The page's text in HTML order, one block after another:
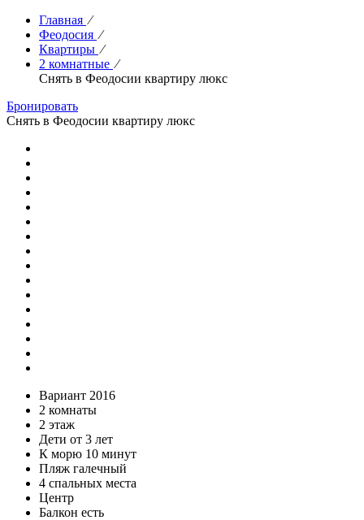
Главная ⁄
Феодосия ⁄
Квартиры ⁄
2 комнатные ⁄
Снять в Феодосии квартиру люкс
Бронировать
Снять в Феодосии квартиру люкс
Вариант 2016
2 комнаты
2 этаж
Дети от 3 лет
К морю 10 минут
Пляж галечный
4 спальных места
Центр
Балкон есть